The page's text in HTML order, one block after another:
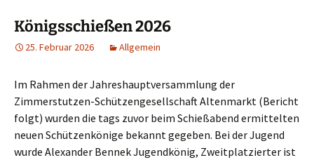
Königsschießen 2026
25. Februar 2026 Allgemein
Im Rahmen der Jahreshauptversammlung der
Zimmerstutzen-Schützengesellschaft Altenmarkt (Bericht
folgt) wurden die tags zuvor beim Schießabend ermittelten
neuen Schützenkönige bekannt gegeben. Bei der Jugend
wurde Alexander Bennek Jugendkönig, Zweitplatzierter ist